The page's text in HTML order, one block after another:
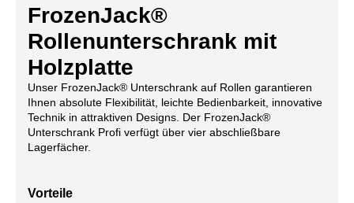
FrozenJack®
Rollenunterschrank mit
Holzplatte
Unser FrozenJack® Unterschrank auf Rollen garantieren
Ihnen absolute Flexibilität, leichte Bedienbarkeit, innovative
Technik in attraktiven Designs. Der FrozenJack®
Unterschrank Profi verfügt über vier abschließbare
Lagerfächer.
Vorteile